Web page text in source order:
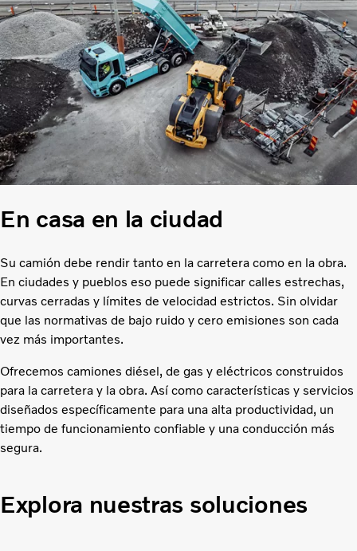
En casa en la ciudad
Su camión debe rendir tanto en la carretera como en la obra.
En ciudades y pueblos eso puede significar calles estrechas,
curvas cerradas y límites de velocidad estrictos. Sin olvidar
que las normativas de bajo ruido y cero emisiones son cada
vez más importantes.
Ofrecemos camiones diésel, de gas y eléctricos construidos
para la carretera y la obra. Así como características y servicios
diseñados específicamente para una alta productividad, un
tiempo de funcionamiento confiable y una conducción más
segura.
Explora nuestras soluciones